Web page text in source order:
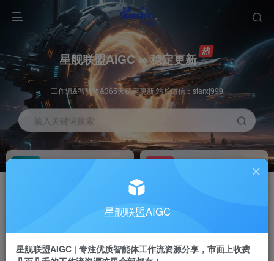
星舰联盟AIGC ∞ 稳定更新
工作流&智能体&365天稳定更新 站长微信：starxj999
输入关键词搜索
加入会员 工作流主页
每周免费工作流体验
站长招募
推荐
星舰联盟AIGC
星舰联盟AIGC | 专注优质智能体工作流资源分享，市面上收费